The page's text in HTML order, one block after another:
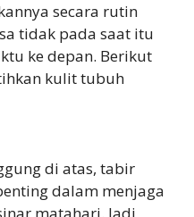
secara rutin
tidak pada saat itu
ke depan. Berikut
kulit tubuh
di atas, tabir
dalam menjaga
matahari. Jadi